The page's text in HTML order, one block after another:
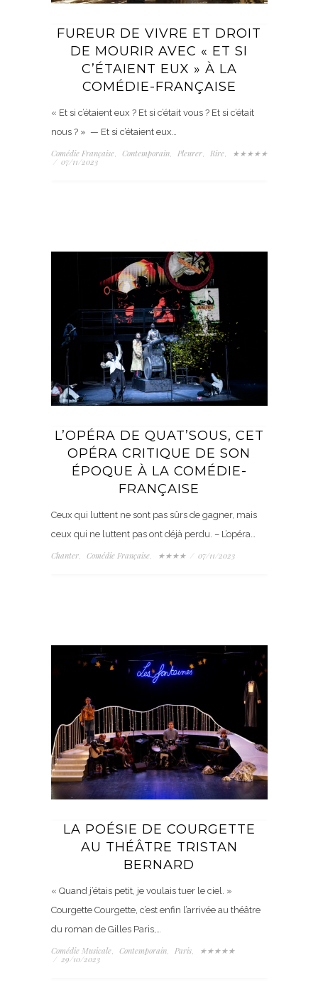
FUREUR DE VIVRE ET DROIT
DE MOURIR AVEC « ET SI
C’ÉTAIENT EUX » À LA
COMÉDIE-FRANÇAISE
« Et si c’étaient eux ? Et si c’était vous ? Et si c’était
nous ? » — Et si c’étaient eux…
Comédie Française, Contemporain, Pleurer, Rire,
★★★★★
/ 07/11/2023
L’OPÉRA DE QUAT’SOUS, CET
OPÉRA CRITIQUE DE SON
ÉPOQUE À LA COMÉDIE-
FRANÇAISE
Ceux qui luttent ne sont pas sûrs de gagner, mais
ceux qui ne luttent pas ont déjà perdu. – L’opéra…
Chanter, Comédie Française, ★★★★ / 07/11/2023
LA POÉSIE DE COURGETTE
AU THÉÂTRE TRISTAN
BERNARD
« Quand j’étais petit, je voulais tuer le ciel. »
Courgette Courgette, c’est enfin l’arrivée au théâtre
du roman de Gilles Paris,…
Comédie Musicale, Contemporain, Paris,
★★★★★
/ 29/10/2023